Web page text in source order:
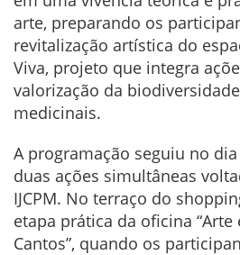
arte, preparando os
revitalização artística do
Viva, projeto que integra
valorização da
medicinais.
A programação seguiu no
duas ações simultâneas
IJCPM. No terraço do
etapa prática da oficina “Arte
Cantos”, quando os